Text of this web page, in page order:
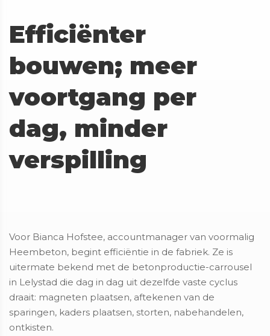
Efficiënter
bouwen; meer
voortgang per
dag, minder
verspilling
Voor Bianca Hofstee, accountmanager van voormalig
Heembeton, begint efficiëntie in de fabriek. Ze is
uitermate bekend met de betonproductie-carrousel
in Lelystad die dag in dag uit dezelfde vaste cyclus
draait: magneten plaatsen, aftekenen van de
sparingen, kaders plaatsen, storten, nabehandelen,
ontkisten.